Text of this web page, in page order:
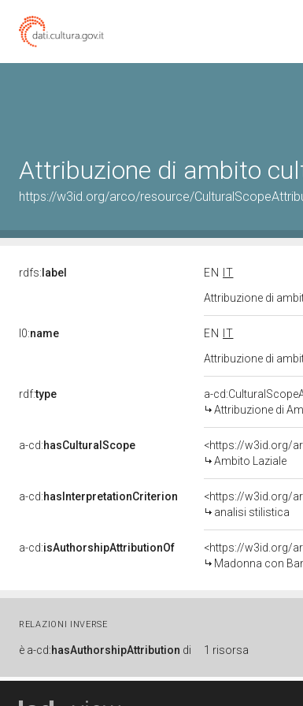
Attribuzione di ambito
https://w3id.org/arco/resource/
rdfs: label EN
IT
Attribuzione di
l0:name EN
IT
Attribuzione di
rdf:type
a-
Attribuzione di
a-cd:hasCulturalScope
<https://w3id.org/
Ambito Laziale
a-cd:hasInterpretationCriterion
<https://w3id.org/
analisi stilistica
a-cd:isAuthorshipAttributionOf
<https://w3id.org/
Madonna con
RELAZIONI INVERSE
è a-cd:hasAuthorshipAttribution di 1 risorsa